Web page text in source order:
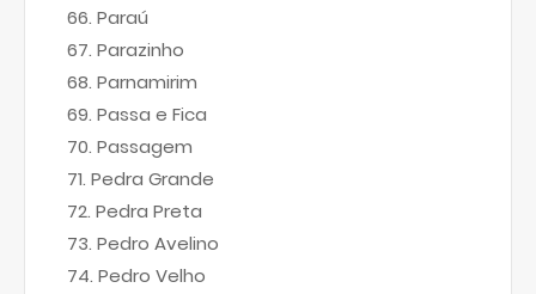
Paraú
Parazinho
Parnamirim
Passa e Fica
Passagem
Pedra Grande
Pedra Preta
Pedro Avelino
Pedro Velho